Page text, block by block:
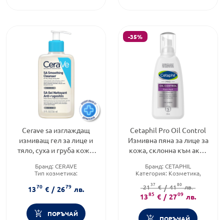
Cerave sa изглаждащ
измиващ гел за лице и
тяло, суха и груба кожа,
Бранд: CERAVE
Тип козметика:
Форма на продукта:гел
1370 € / 2679 лв.
ПОРЪЧАЙ
-35%
Cetaphil Pro Oil Control
Измивна пяна за лице за
кожа, склонна към акне
Бранд: CETAPHIL
Категория: Козметика,
Тип продукт:Измивна пяна
2137 € / 4180 лв.
1385 € / 2709 лв.